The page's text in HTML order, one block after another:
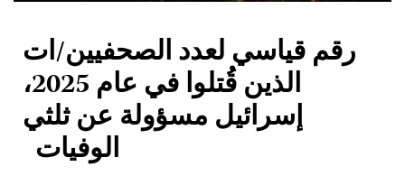
رقم قياسي لعدد الصحفيين/ات
الذين قُتلوا في عام 2025،
إسرائيل مسؤولة عن ثلثي
الوفيات